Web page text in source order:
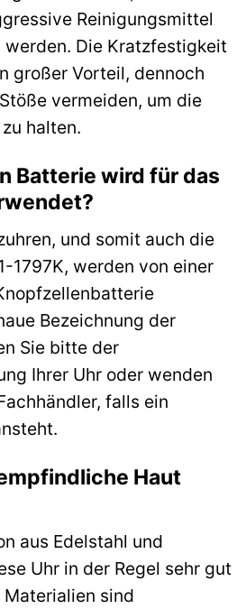
Reinigungsmittel
Die Kratzfestigkeit
großer Vorteil, dennoch
vermeiden, um die
halten.
Batterie wird für das
und somit auch die
1797K, werden von einer
Bezeichnung der
Sie bitte der
Ihrer Uhr oder wenden
falls ein
Haut
aus Edelstahl und
Uhr in der Regel sehr gut
sind